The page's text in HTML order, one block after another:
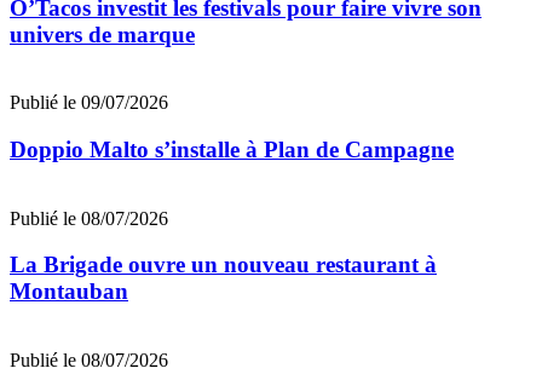
O’Tacos investit les festivals pour faire vivre son
univers de marque
Publié le 09/07/2026
Doppio Malto s’installe à Plan de Campagne
Publié le 08/07/2026
La Brigade ouvre un nouveau restaurant à
Montauban
Publié le 08/07/2026